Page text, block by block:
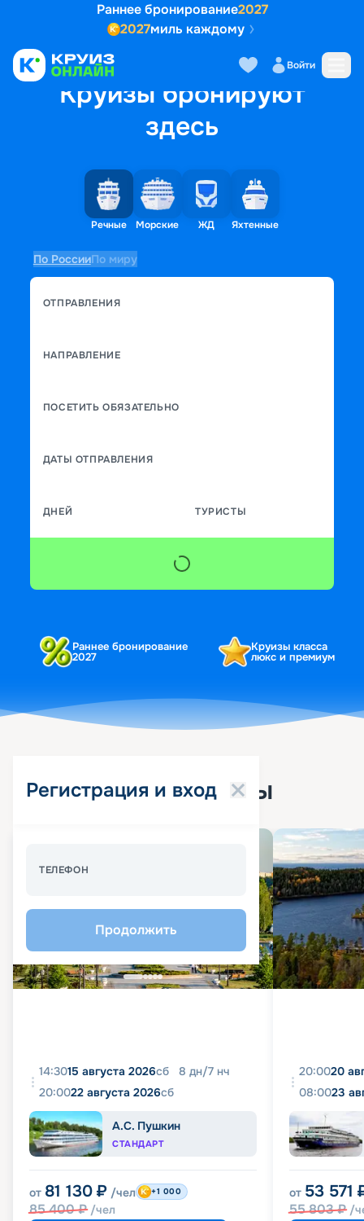
Раннее бронирование2027
2027миль каждому
Войти
Круизы бронируют
здесь
Речные Морские ЖД Яхтенные
По РоссииПо миру
ОТПРАВЛЕНИЯ
НАПРАВЛЕНИЕ
ПОСЕТИТЬ ОБЯЗАТЕЛЬНО
ДАТЫ ОТПРАВЛЕНИЯ
ДНЕЙ ТУРИСТЫ
Раннее бронирование
2027
Круизы класса
люкс и премиум
Регистрация и вход
ТЕЛЕФОН
Продолжить
Популярные круизы
14:3015 августа 2026сб 8 дн/7 нч
20:0022 августа 2026сб
А.С. Пушкин
СТАНДАРТ
от 81 130 ₽ /чел
85 400₽ /чел
+1 000
20:0020
08:0023
от 53 571
55 803₽ /